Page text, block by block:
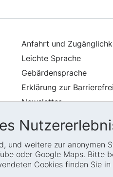
weitere zur anonymen
oder Google Maps.
Cookies finden Sie in
Anfahrt und
Leichte Sprache
Gebärdensprache
Erklärung zur
Newsletter